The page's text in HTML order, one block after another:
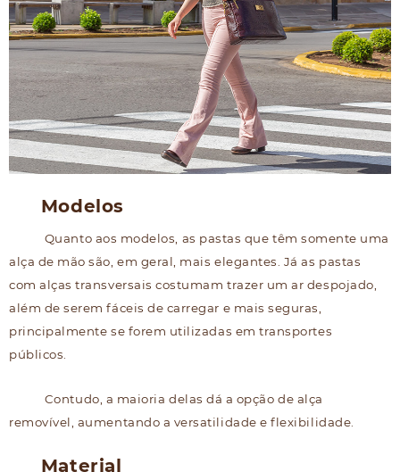
Modelos
Quanto aos modelos, as pastas que têm somente uma
alça de mão são, em geral, mais elegantes. Já as pastas
com alças transversais costumam trazer um ar despojado,
além de serem fáceis de carregar e mais seguras,
principalmente se forem utilizadas em transportes
públicos.
Contudo, a maioria delas dá a opção de alça
removível, aumentando a versatilidade e flexibilidade.
Material